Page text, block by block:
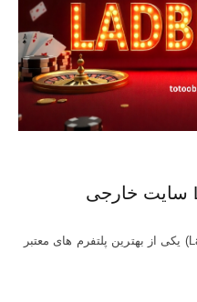
ورود به سایت Ladbrokes سایت خارجی
سایت شرط بندی لدبروکس (Ladbrokes) یکی از بهترین پلتفرم های معتبر